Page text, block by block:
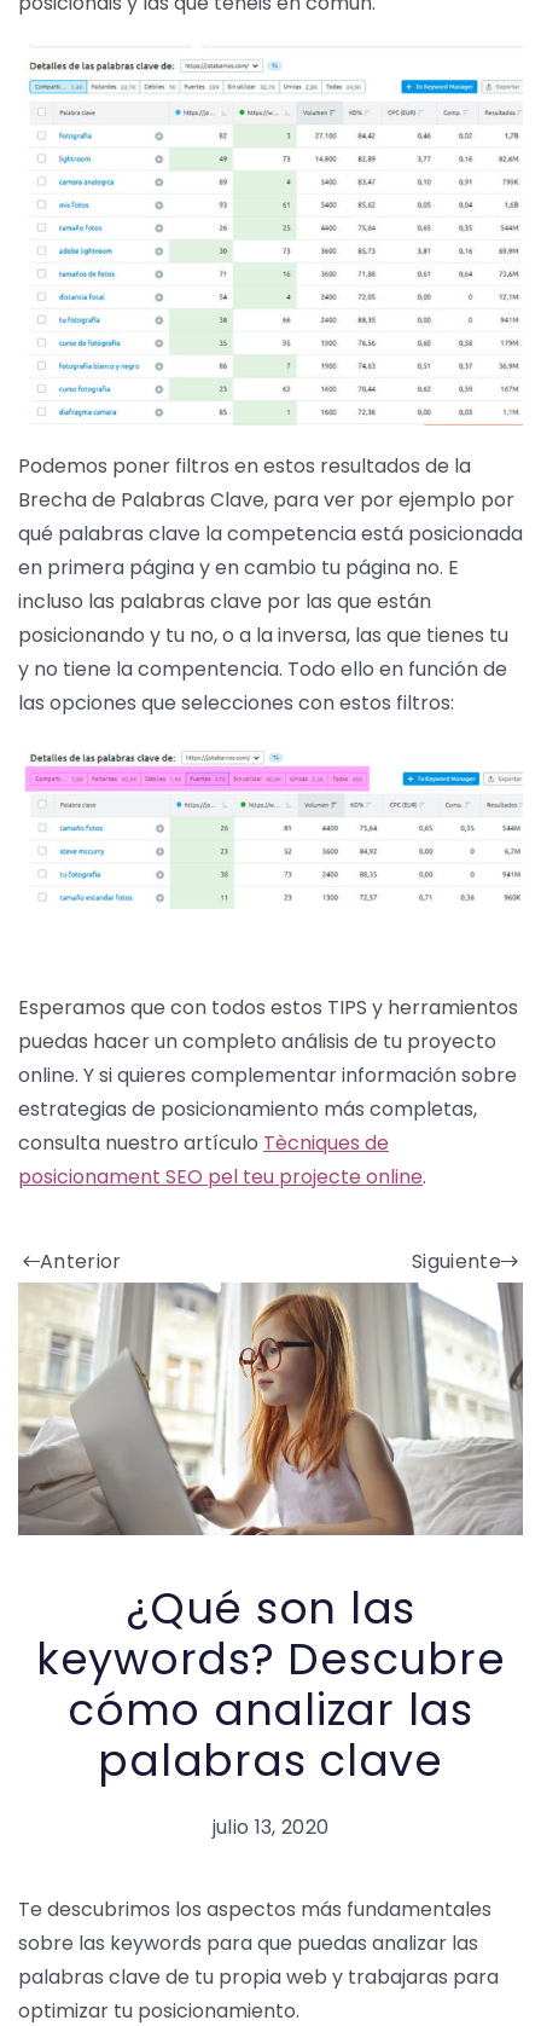
Podemos poner filtros en estos resultados de la
Brecha de Palabras Clave, para ver por ejemplo por
qué palabras clave la competencia está posicionada
en primera página y en cambio tu página no. E
incluso las palabras clave por las que están
posicionando y tu no, o a la inversa, las que tienes tu
y no tiene la compentencia. Todo ello en función de
las opciones que selecciones con estos filtros:
Esperamos que con todos estos TIPS y herramientos
puedas hacer un completo análisis de tu proyecto
online. Y si quieres complementar información sobre
estrategias de posicionamiento más completas,
consulta nuestro artículo Tècniques de
posicionament SEO pel teu projecte online.
Anterior Siguiente
¿Qué son las
keywords? Descubre
cómo analizar las
palabras clave
julio 13, 2020
Te descubrimos los aspectos más fundamentales
sobre las keywords para que puedas analizar las
palabras clave de tu propia web y trabajaras para
optimizar tu posicionamiento.